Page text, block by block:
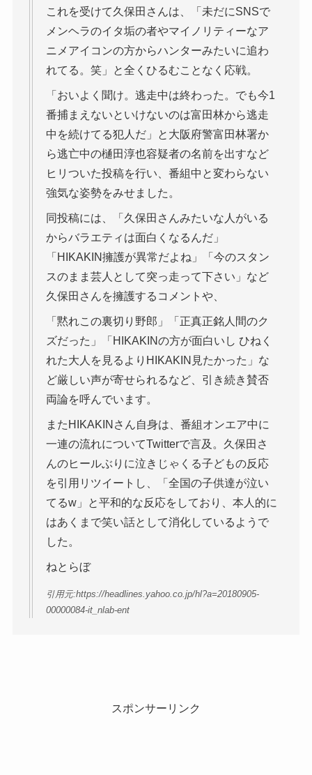
これを受けて久保田さんは、「未だにSNSで
メンヘラのイタ垢の者やマイノリティーなア
ニメアイコンの方からハンターみたいに追わ
れてる。笑」と全くひるむことなく応戦。
「おいよく聞け。逃走中は終わった。でも今1
番捕まえないといけないのは富田林から逃走
中を続けてる犯人だ」と大阪府警富田林署か
ら逃亡中の樋田淳也容疑者の名前を出すなど
ヒリついた投稿を行い、番組中と変わらない
強気な姿勢をみせました。
同投稿には、「久保田さんみたいな人がいる
からバラエティは面白くなるんだ」
「HIKAKIN擁護が異常だよね」「今のスタン
スのまま芸人として突っ走って下さい」など
久保田さんを擁護するコメントや、
「黙れこの裏切り野郎」「正真正銘人間のク
ズだった」「HIKAKINの方が面白いし ひねく
れた大人を見るよりHIKAKIN見たかった」な
ど厳しい声が寄せられるなど、引き続き賛否
両論を呼んでいます。
またHIKAKINさん自身は、番組オンエア中に
一連の流れについてTwitterで言及。久保田さ
んのヒールぶりに泣きじゃくる子どもの反応
を引用リツイートし、「全国の子供達が泣い
てるw」と平和的な反応をしており、本人的に
はあくまで笑い話として消化しているようで
した。
ねとらぼ
引用元:https://headlines.yahoo.co.jp/hl?a=20180905-
00000084-it_nlab-ent
スポンサーリンク